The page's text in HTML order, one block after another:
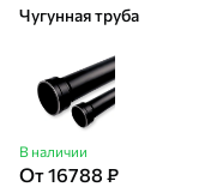
Чугунная труба
В наличии
От 16788 ₽